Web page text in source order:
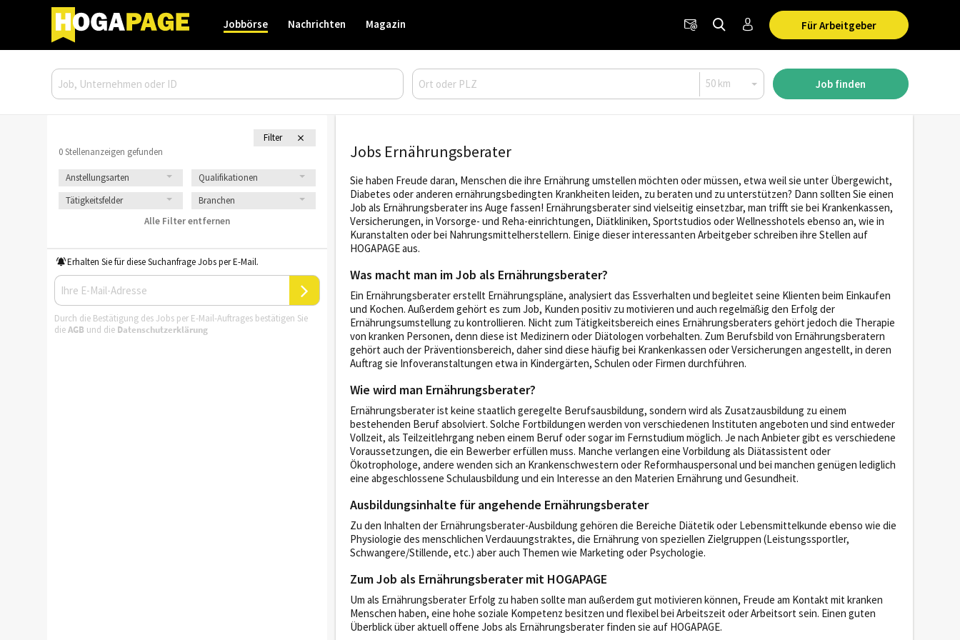
Für Arbeitgeber
Jobbörse Nachrichten Magazin
Job finden
Filter
0 Stellenanzeigen gefunden
Anstellungsarten
Qualifikationen
Tätigkeitsfelder
Branchen
Alle Filter entfernen
Erhalten Sie für diese Suchanfrage Jobs per E-Mail.
Durch die Bestätigung des Jobs per E-Mail-Auftrages bestätigen Sie
dieAGB und die Datenschutzerklärung
Jobs Ernährungsberater
Sie haben Freude daran, Menschen die ihre Ernährung umstellen möchten oder müssen, etwa weil sie unter Übergewicht,
Diabetes oder anderen ernährungsbedingten Krankheiten leiden, zu beraten und zu unterstützen? Dann sollten Sie einen
Job als Ernährungsberater ins Auge fassen! Ernährungsberater sind vielseitig einsetzbar, man trifft sie bei Krankenkassen,
Versicherungen, in Vorsorge- und Reha-einrichtungen, Diätkliniken, Sportstudios oder Wellnesshotels ebenso an, wie in
Kuranstalten oder bei Nahrungsmittelherstellern. Einige dieser interessanten Arbeitgeber schreiben ihre Stellen auf
HOGAPAGE aus.
Was macht man im Job als Ernährungsberater?
Ein Ernährungsberater erstellt Ernährungspläne, analysiert das Essverhalten und begleitet seine Klienten beim Einkaufen
und Kochen. Außerdem gehört es zum Job, Kunden positiv zu motivieren und auch regelmäßig den Erfolg der
Ernährungsumstellung zu kontrollieren. Nicht zum Tätigkeitsbereich eines Ernährungsberaters gehört jedoch die Therapie
von kranken Personen, denn diese ist Medizinern oder Diätologen vorbehalten. Zum Berufsbild von Ernährungsberatern
gehört auch der Präventionsbereich, daher sind diese häufig bei Krankenkassen oder Versicherungen angestellt, in deren
Auftrag sie Infoveranstaltungen etwa in Kindergärten, Schulen oder Firmen durchführen.
Wie wird man Ernährungsberater?
Ernährungsberater ist keine staatlich geregelte Berufsausbildung, sondern wird als Zusatzausbildung zu einem
bestehenden Beruf absolviert. Solche Fortbildungen werden von verschiedenen Instituten angeboten und sind entweder
Vollzeit, als Teilzeitlehrgang neben einem Beruf oder sogar im Fernstudium möglich. Je nach Anbieter gibt es verschiedene
Voraussetzungen, die ein Bewerber erfüllen muss. Manche verlangen eine Vorbildung als Diätassistent oder
Ökotrophologe, andere wenden sich an Krankenschwestern oder Reformhauspersonal und bei manchen genügen lediglich
eine abgeschlossene Schulausbildung und ein Interesse an den Materien Ernährung und Gesundheit.
Ausbildungsinhalte für angehende Ernährungsberater
Zu den Inhalten der Ernährungsberater-Ausbildung gehören die Bereiche Diätetik oder Lebensmittelkunde ebenso wie die
Physiologie des menschlichen Verdauungstraktes, die Ernährung von speziellen Zielgruppen (Leistungssportler,
Schwangere/Stillende, etc.) aber auch Themen wie Marketing oder Psychologie.
Zum Job als Ernährungsberater mit HOGAPAGE
Um als Ernährungsberater Erfolg zu haben sollte man außerdem gut motivieren können, Freude am Kontakt mit kranken
Menschen haben, eine hohe soziale Kompetenz besitzen und flexibel bei Arbeitszeit oder Arbeitsort sein. Einen guten
Überblick über aktuell offene Jobs als Ernährungsberater finden sie auf HOGAPAGE.